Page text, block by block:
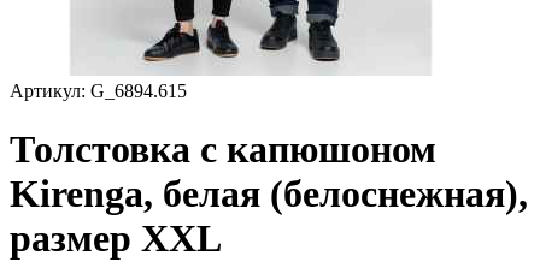
Артикул: G_6894.615
Толстовка с капюшоном
Kirenga, белая (белоснежная),
размер XXL